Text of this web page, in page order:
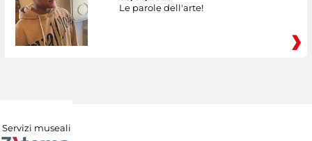
Le parole dell'arte!
Servizi museali